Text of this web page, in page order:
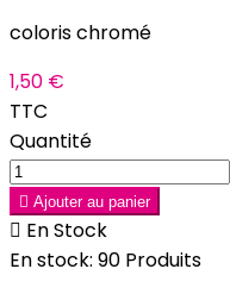
coloris chromé
1,50 €
TTC
Quantité
 Ajouter au panier
 En Stock
En stock: 90 Produits